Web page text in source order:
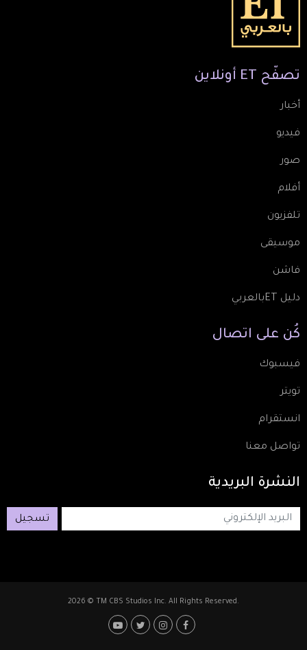
تصفّح ET أونلاين
أخبار
فيديو
صور
أفلام
تلفزيون
موسيقى
فاشن
دليل ETبالعربي
كُن على اتصال
فيسبوك
تويتر
انستقرام
تواصل معنا
النشرة البريدية
تسجيل
2026 © TM CBS Studios Inc. All Rights Reserved.
Footer: Social Media